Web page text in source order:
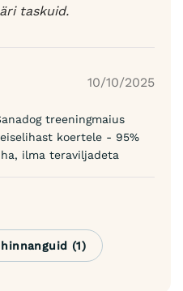
taskuid.
10/10/2025
treeningmaius
koertele - 95%
ilma teraviljadeta
(1)